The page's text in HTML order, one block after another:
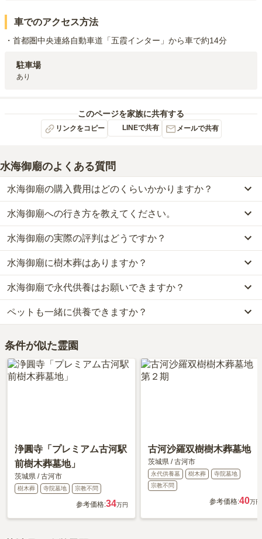
車でのアクセス方法
・首都圏中央連絡自動車道「五霞インター」から車で約14分
駐車場
あり
このページを家族に共有する
リンクをコピー LINEで共有 メールで共有
水海御廟のよくある質問
水海御廟の購入費用はどのくらいかかりますか？
水海御廟では、樹木葬が約16.5万円からお求めいただけます。
なお、水海御廟がある茨城県の相場は、樹木葬が約45万円です。
お墓は、価格が高いものがよい、安いものが悪い、という訳ではあ
りません。大切なのは、ご家族が心から納得し、安心してお参りで
きる場所を選ぶことです。
水海御廟への行き方を教えてください。
公共交通機関の場合、JR宇都宮線・JR上野東京ライン「古河駅」
から朝日バス［古河駅西口-境車庫線］に乗車「水海寺前バス停」
下車し、徒歩約6分です。
車の場合、首都圏中央連絡自動車道「五霞インター」から車で約14
分です。
確認ください。
水海御廟の実際の評判はどうですか？
水海御廟の口コミはまだ投稿されておりません。
口コミはあくまで一つの目安です。資料請求や現地見学を通して、
ご自身の目で雰囲気を確認してみることをおすすめします。
水海御廟に樹木葬はありますか？
はい、水海御廟には4種類の樹木葬がございます。
費用は、約16.5万円からとなっております。
水海御廟がある茨城県の樹木葬の相場価格は、約45万円です。
樹木葬について詳しく知りたい方は『樹木葬とは？費用相場・メリ
ット＆デメリット・仕組みを解説
水海御廟で永代供養はお願いできますか？
はい、水海御廟は永代供養に対応しています。
費用は、約16.5万円からとなっております。
水海御廟がある茨城県の永代供養墓の相場価格は、約61万円です。
永代供養について詳しく知りたい方は『
解説！』をご覧ください。
ペットも一緒に供養できますか？
大切な家族の一員であるペットも供養できるプランをご用意してお
りますので、資料請求で詳細条件をご確認ください。
条件が似た霊園
浄圓寺「プレミアム古河駅
前樹木葬墓地」
茨城県 /古河市
樹木葬 寺院墓地 宗教不問
参考価格:34万円
古河沙羅双樹樹木葬墓地
茨城県 /古河市
永代供養墓 樹木葬
寺院墓地
宗教不問
参考価格:40万円